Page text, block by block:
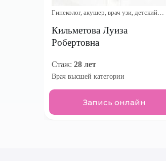
Гинеколог, акушер, врач узи, детский
Кильметова Луиза
Робертовна
Стаж:28 лет
Врач высшей категории
Запись онлайн